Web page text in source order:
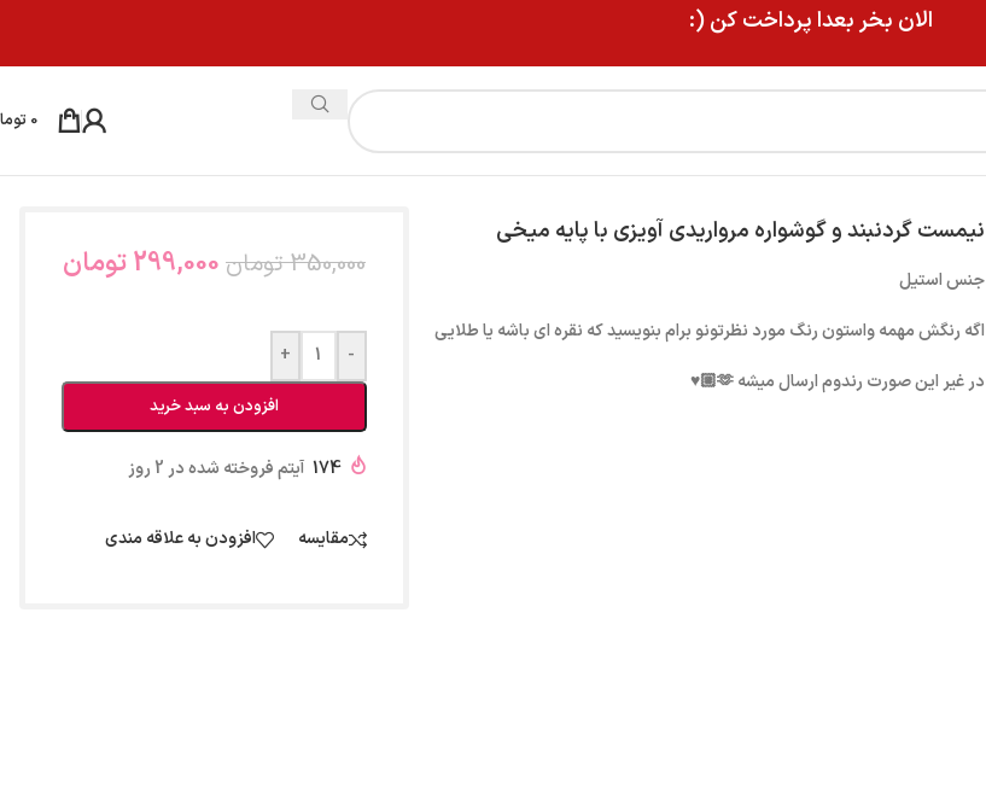
الان بخر بعدا پرداخت کن (:
0
نیمست گردنبند و گوشواره مرواریدی آویزی با پایه میخی
جنس استیل
اگه رنگش مهمه واستون رنگ مورد نظرتونو برام بنویسید که نقره ای باشه یا طلایی
در غیر این صورت رندوم ارسال میشه 🫶🏼♥️
350,000 تومان 299,000تومان
-
+
افزودن به سبد خرید
174 آیتم فروخته شده در 2 روز
مقایسه افزودن به علاقه مندی